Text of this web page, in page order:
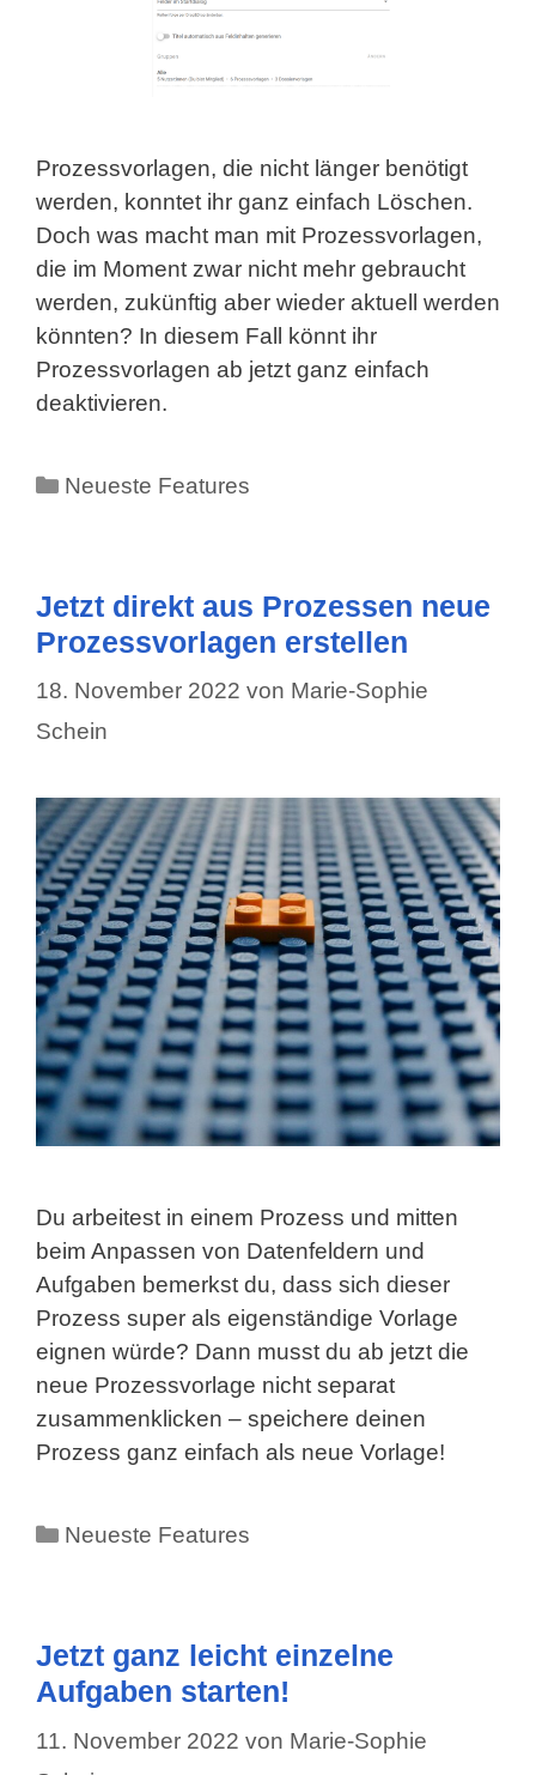
Prozessvorlagen, die nicht länger benötigt
werden, konntet ihr ganz einfach Löschen.
Doch was macht man mit Prozessvorlagen,
die im Moment zwar nicht mehr gebraucht
werden, zukünftig aber wieder aktuell werden
könnten? In diesem Fall könnt ihr
Prozessvorlagen ab jetzt ganz einfach
deaktivieren.
Kategorien
Neueste Features
Jetzt direkt aus Prozessen neue
Prozessvorlagen erstellen
18. November 2022 von Marie-Sophie
Schein
Du arbeitest in einem Prozess und mitten
beim Anpassen von Datenfeldern und
Aufgaben bemerkst du, dass sich dieser
Prozess super als eigenständige Vorlage
eignen würde? Dann musst du ab jetzt die
neue Prozessvorlage nicht separat
zusammenklicken – speichere deinen
Prozess ganz einfach als neue Vorlage!
Kategorien
Neueste Features
Jetzt ganz leicht einzelne
Aufgaben starten!
11. November 2022 von Marie-Sophie